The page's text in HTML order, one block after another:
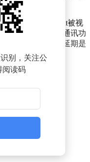
通讯产品，XChat被视
主打端到端加密通讯功
内部测试。此次延期是
观察。
别，关注公
阅读码